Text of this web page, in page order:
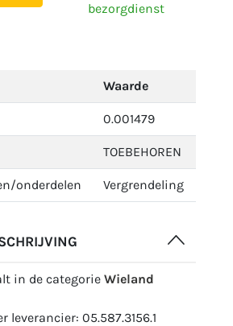
bezorgdienst
Waarde
0.001479
TOEBEHOREN
onderdelen Vergrendeling
in de categorie Wieland
leverancier: 05.587.3156.1